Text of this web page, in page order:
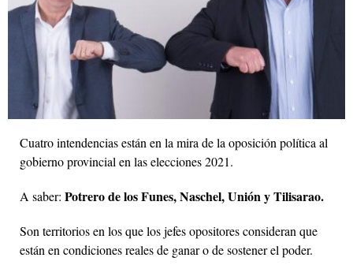
Cuatro intendencias están en la mira de la oposición política al
gobierno provincial en las elecciones 2021.
A saber: Potrero de los Funes, Naschel, Unión y Tilisarao.
Son territorios en los que los jefes opositores consideran que
están en condiciones reales de ganar o de sostener el poder.